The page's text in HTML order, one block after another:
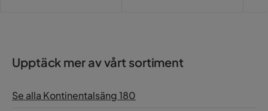
Upptäck mer av vårt sortiment
Se alla Kontinentalsäng 180